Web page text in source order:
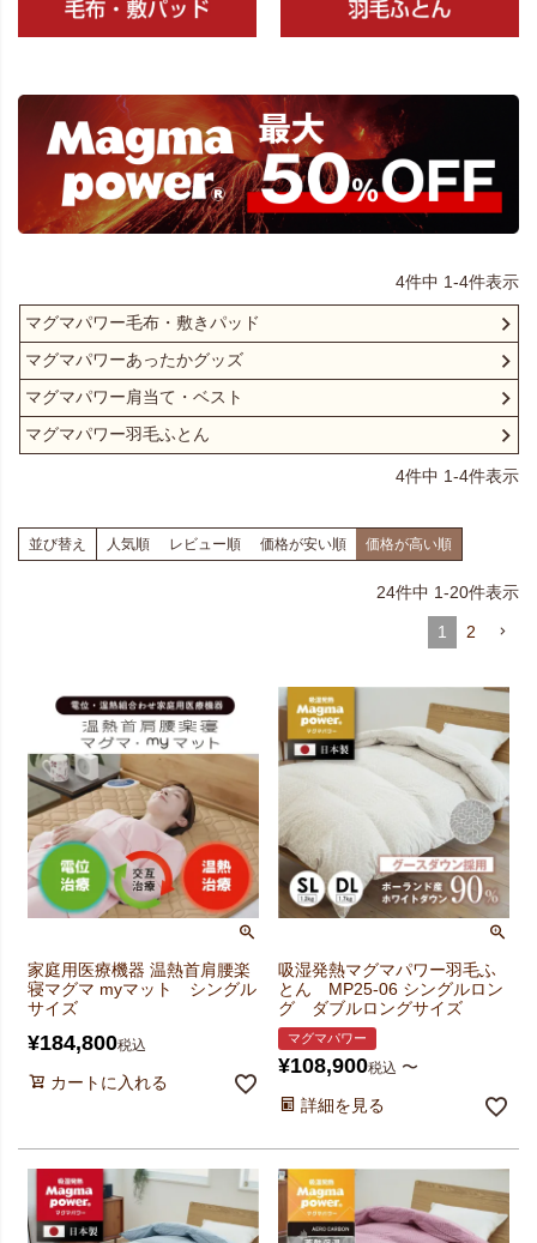
4件中 1-4件表示
マグマパワー毛布・敷きパッド
マグマパワーあったかグッズ
マグマパワー肩当て・ベスト
マグマパワー羽毛ふとん
4件中 1-4件表示
並び替え 人気順 レビュー順 価格が安い順 価格が高い順
24件中 1-20件表示
1 2
家庭用医療機器 温熱首肩腰楽
寝マグマ myマット シングル
サイズ
¥184,800税込
カートに入れる
吸湿発熱マグマパワー羽毛ふ
とん MP25-06 シングルロン
グ ダブルロングサイズ
マグマパワー
¥108,900税込 〜
詳細を見る